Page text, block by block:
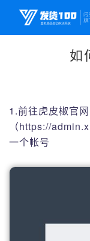
如
1.前往虎皮椒官网
（https://
一个帐号